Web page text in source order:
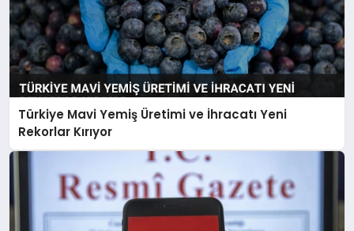
Türkiye Mavi Yemiş Üretimi ve İhracatı Yeni
Rekorlar Kırıyor